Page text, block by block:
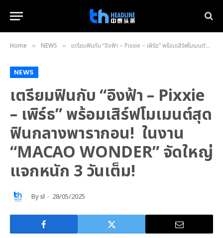
Home » NEWS » เตรียมฟินกับ “อิงฟ้า – Pixxie – เพิร์ธ” พร้อมเสิร์ฟโมเมนต์สุดฟินกลางพารากอน! ในงาน “MACAO WONDER” จัดใหญ่ แจกหนัก 3 วันเต็ม!
NEWS
เตรียมฟินกับ “อิงฟ้า – Pixxie
– เพิร์ธ” พร้อมเสิร์ฟโมเมนต์สุด
ฟินกลางพารากอน! ในงาน
“MACAO WONDER” จัดใหญ่
แจกหนัก 3 วันเต็ม!
Bysl 28/05/2025